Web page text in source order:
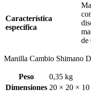
Característica
específica
de
Manilla Cambio Shimano
Peso
0,35 kg
Dimensiones 20 × 20 × 10